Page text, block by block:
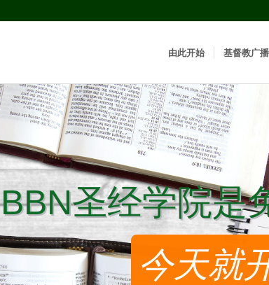
由此开始 基督教广播
BBN圣经学院是
BBN圣经学院是
今天就